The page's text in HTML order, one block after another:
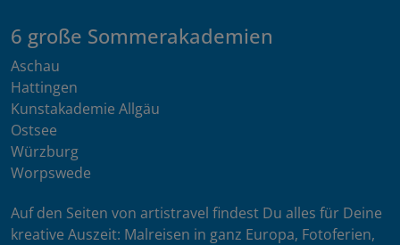
6 große Sommerakademien
Aschau
Hattingen
Kunstakademie Allgäu
Ostsee
Würzburg
Worpswede
Auf den Seiten von artistravel findest Du alles für Deine
kreative Auszeit: Malreisen in ganz Europa, Fotoferien,